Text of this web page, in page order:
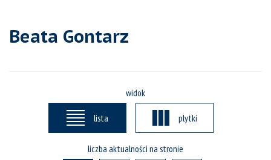
Beata Gontarz
widok
lista plytki
liczba aktualności na stronie